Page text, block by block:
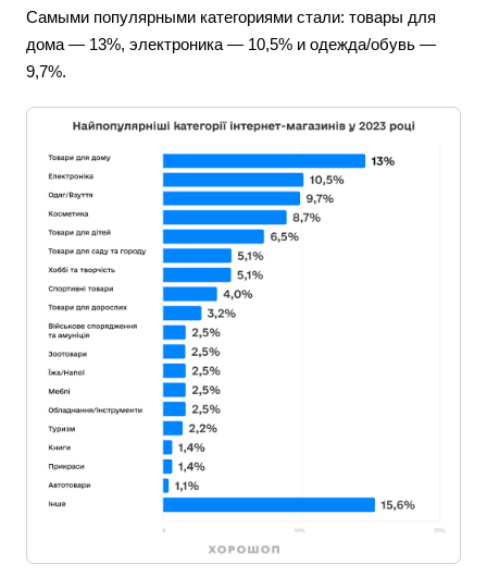
Самыми популярными категориями стали: товары для
дома — 13%, электроника — 10,5% и одежда/обувь —
9,7%.